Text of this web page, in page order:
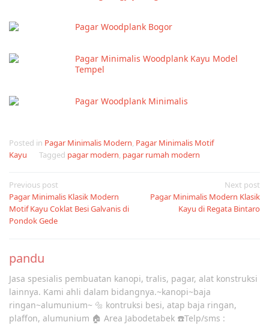
Pagar Woodplank Bogor
Pagar Minimalis Woodplank Kayu Model
Tempel
Pagar Woodplank Minimalis
Posted in Pagar Minimalis Modern, Pagar Minimalis Motif
Kayu
Tagged pagar modern, pagar rumah modern
Post
navigation
Previous post
Pagar Minimalis Klasik Modern
Motif Kayu Coklat Besi Galvanis di
Pondok Gede
Next post
Pagar Minimalis Modern Klasik
Kayu di Regata Bintaro
pandu
Jasa spesialis pembuatan kanopi, tralis, pagar, alat konstruksi
lainnya. Kami ahli dalam bidangnya.~kanopi~baja
ringan~alumunium~ 🔩 kontruksi besi, atap baja ringan,
plaffon, alumunium 🏠 Area Jabodetabek ☎️Telp/sms :